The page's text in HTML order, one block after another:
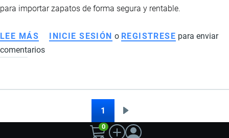
para importar zapatos de forma segura y rentable.
LEE MÁS SOBRE
IMPORTACIÓN
A
ARANCELES,
INICIE SESIÓN o REGISTRESE para enviar
comentarios
1
página
0